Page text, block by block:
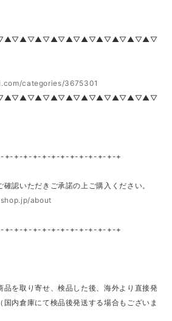
categories/3675301
+-+-+-+-+-+-+-+-+-+-+-+-+
認いただきご承諾の上ご購入ください。
about
+-+-+-+-+-+-+-+-+-+-+-+-+
品を取り寄せ、検品した後、海外より直接発
内倉庫にて検品後発送する場合もございま